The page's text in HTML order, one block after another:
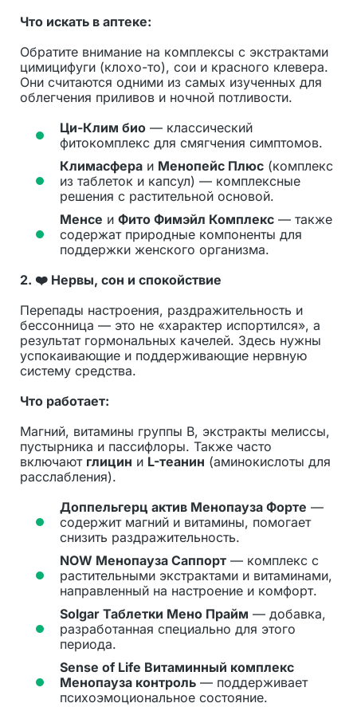
Что искать в аптеке:
Обратите внимание на комплексы с экстрактами
цимицифуги (клохо-то), сои и красного клевера.
Они считаются одними из самых изученных для
облегчения приливов и ночной потливости.
Ци-Клим био — классический
фитокомплекс для смягчения симптомов.
Климасфера и Менопейс Плюс (комплекс
из таблеток и капсул) — комплексные
решения с растительной основой.
Менсе и Фито Фимэйл Комплекс — также
содержат природные компоненты для
поддержки женского организма.
2. ❤️ Нервы, сон и спокойствие
Перепады настроения, раздражительность и
бессонница — это не «характер испортился», а
результат гормональных качелей. Здесь нужны
успокаивающие и поддерживающие нервную
систему средства.
Что работает:
Магний, витамины группы B, экстракты мелиссы,
пустырника и пассифлоры. Также часто
включают глицин и L-теанин (аминокислоты для
расслабления).
Доппельгерц актив Менопауза Форте —
содержит магний и витамины, помогает
снизить раздражительность.
NOW Менопауза Саппорт — комплекс с
растительными экстрактами и витаминами,
направленный на настроение и комфорт.
Solgar Таблетки Мено Прайм — добавка,
разработанная специально для этого
периода.
Sense of Life Витаминный комплекс
Менопауза контроль — поддерживает
психоэмоциональное состояние.